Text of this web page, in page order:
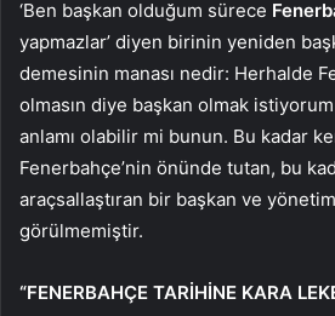
‘Ben başkan olduğum sürece
yapmazlar’ diyen birinin yeniden
demesinin manası nedir: Herhalde
olmasın diye başkan olmak
anlamı olabilir mi bunun. Bu kadar
Fenerbahçe’nin önünde tutan, bu
araçsallaştıran bir başkan ve
görülmemiştir.
“FENERBAHÇE TARİHİNE KARA